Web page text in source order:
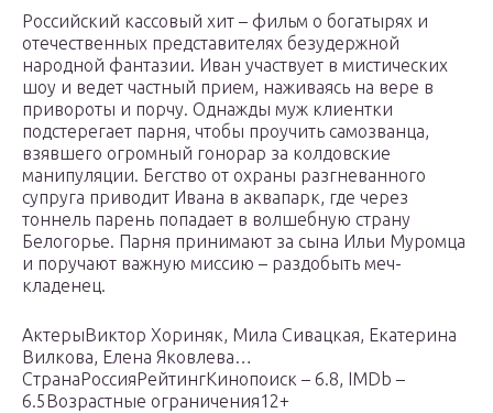
Российский кассовый хит – фильм о богатырях и
отечественных представителях безудержной
народной фантазии. Иван участвует в мистических
шоу и ведет частный прием, наживаясь на вере в
привороты и порчу. Однажды муж клиентки
подстерегает парня, чтобы проучить самозванца,
взявшего огромный гонорар за колдовские
манипуляции. Бегство от охраны разгневанного
супруга приводит Ивана в аквапарк, где через
тоннель парень попадает в волшебную страну
Белогорье. Парня принимают за сына Ильи Муромца
и поручают важную миссию – раздобыть меч-
кладенец.
АктерыВиктор Хориняк, Мила Сивацкая, Екатерина
Вилкова, Елена Яковлева…
СтранаРоссияРейтингКинопоиск – 6.8, IMDb –
6.5Возрастные ограничения12+